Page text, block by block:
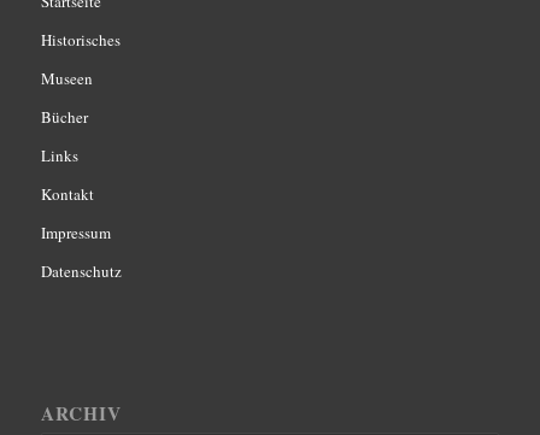
Historisches
Museen
Bücher
Links
Kontakt
Impressum
Datenschutz
ARCHIV